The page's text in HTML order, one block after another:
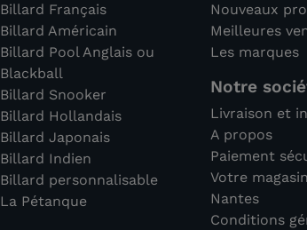
Billard Français
Billard Américain
Billard Pool Anglais ou
Blackball
Billard Snooker
Billard Hollandais
Billard Japonais
Billard Indien
Billard personnalisable
La Pétanque
Nouveaux
Meilleures
Les marques
Notre
Livraison et
A propos
Paiement
Votre
Nantes
Conditions